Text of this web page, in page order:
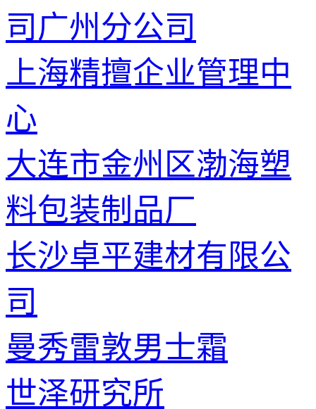
司广州分公司
上海精擅企业管理中
心
大连市金州区渤海塑
料包装制品厂
长沙卓平建材有限公
司
曼秀雷敦男士霜
世泽研究所